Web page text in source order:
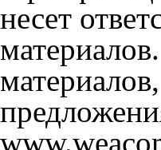
несет